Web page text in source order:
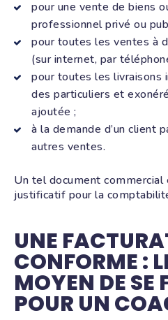
pour une vente de biens
professionnel privé ou
pour toutes les ventes à
(sur internet, par
pour toutes les livraisons
des particuliers et
ajoutée ;
à la demande d’un client
autres ventes.
Un tel document
justificatif pour la
UNE
CONFORME :
MOYEN DE SE
POUR UN